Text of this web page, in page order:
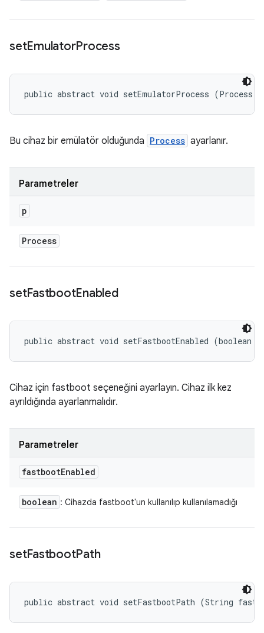
setEmulatorProcess
public abstract void setEmulatorProcess (Process
Bu cihaz bir emülatör olduğunda Process ayarlanır.
Parametreler
p
Process
setFastbootEnabled
public abstract void setFastbootEnabled (boolean
Cihaz için fastboot seçeneğini ayarlayın. Cihaz ilk kez
ayrıldığında ayarlanmalıdır.
Parametreler
fastbootEnabled
boolean : Cihazda fastboot'un kullanılıp kullanılamadığı
setFastbootPath
public abstract void setFastbootPath (String